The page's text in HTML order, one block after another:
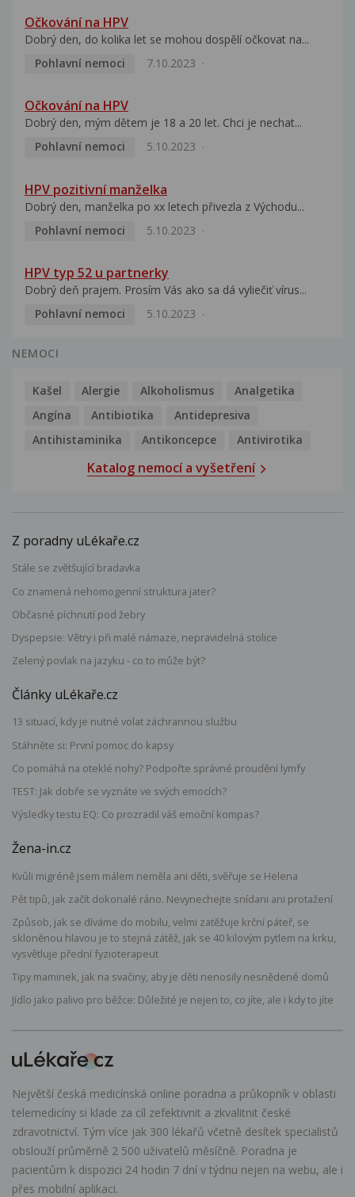
Očkování na HPV
Dobrý den, do kolika let se mohou dospělí očkovat na...
Pohlavní nemoci
7.10.2023
Očkování na HPV
Dobrý den, mým dětem je 18 a 20 let. Chci je nechat...
Pohlavní nemoci
5.10.2023
HPV pozitivní manželka
Dobrý den, manželka po xx letech přivezla z Východu...
Pohlavní nemoci
5.10.2023
HPV typ 52 u partnerky
Dobrý deň prajem. Prosím Vás ako sa dá vyliečiť vírus...
Pohlavní nemoci
5.10.2023
NEMOCI
Kašel Alergie Alkoholismus
Analgetika
Angína
Antibiotika
Antidepresiva
Antihistaminika
Antikoncepce Antivirotika
Katalog nemocí a vyšetření
Z poradny uLékaře.cz
Stále se zvětšující bradavka
Co znamená nehomogenní struktura jater?
Občasné píchnutí pod žebry
Dyspepsie: Větry i při malé námaze, nepravidelná stolice
Zelený povlak na jazyku - co to může být?
Články uLékaře.cz
13 situací, kdy je nutné volat záchrannou službu
Stáhněte si: První pomoc do kapsy
Co pomáhá na oteklé nohy? Podpořte správné proudění lymfy
TEST: Jak dobře se vyznáte ve svých emocích?
Výsledky testu EQ: Co prozradil váš emoční kompas?
Žena-in.cz
Kvůli migréně jsem málem neměla ani děti, svěřuje se Helena
Pět tipů, jak začít dokonalé ráno. Nevynechejte snídani ani protažení
Způsob, jak se díváme do mobilu, velmi zatěžuje krční páteř, se
skloněnou hlavou je to stejná zátěž, jak se 40 kilovým pytlem na krku,
vysvětluje přední fyzioterapeut
Tipy maminek, jak na svačiny, aby je děti nenosily nesnědené domů
Jídlo jako palivo pro běžce: Důležité je nejen to, co jíte, ale i kdy to jíte
Největší česká medicínská online poradna a průkopník v oblasti
telemedicíny si klade za cíl zefektivnit a zkvalitnit české
zdravotnictví. Tým více jak 300 lékařů včetně desítek specialistů
obslouží průměrně 2 500 uživatelů měsíčně. Poradna je
pacientům k dispozici 24 hodin 7 dní v týdnu nejen na webu, ale i
přes mobilní aplikaci.